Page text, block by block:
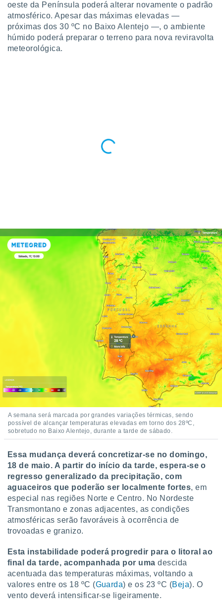
oeste da Península poderá alterar novamente o padrão
atmosférico. Apesar das máximas elevadas —
próximas dos 30 ºC no Baixo Alentejo —, o ambiente
húmido poderá preparar o terreno para nova reviravolta
meteorológica.
A semana será marcada por grandes variações térmicas, sendo
possível de alcançar temperaturas elevadas em torno dos 28ºC,
sobretudo no Baixo Alentejo, durante a tarde de sábado.
Essa mudança deverá concretizar-se no domingo,
18 de maio. A partir do início da tarde, espera-se o
regresso generalizado da precipitação, com
aguaceiros que poderão ser localmente fortes, em
especial nas regiões Norte e Centro. No Nordeste
Transmontano e zonas adjacentes, as condições
atmosféricas serão favoráveis à ocorrência de
trovoadas e granizo.
Esta instabilidade poderá progredir para o litoral ao
final da tarde, acompanhada por umadescida
acentuada das temperaturas máximas, voltando a
valores entre os 18 ºC (Guarda) e os 23 ºC (Beja). O
vento deverá intensificar-se ligeiramente.